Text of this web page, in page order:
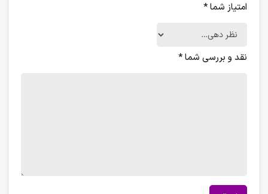
امتیاز شما*
نقد و بررسی شما*